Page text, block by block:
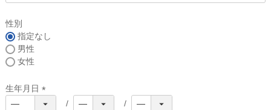
性別
指定なし
男性
女性
生年月日
(